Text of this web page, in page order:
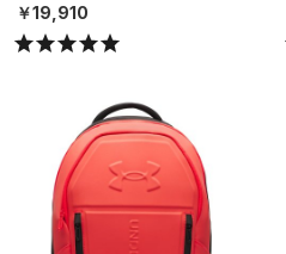
￥19,910